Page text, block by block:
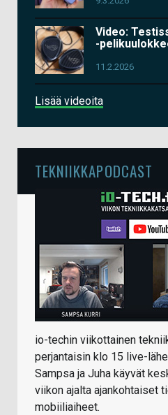
Video:
-
11.2.2026
Lisää videoita
TEKNIIKKAPODCAST
io-techin viikottainen
perjantaisin klo 15 live-
Sampsa ja Juha käyvät
viikon ajalta ajankohtaiset
mobiiliaiheet.